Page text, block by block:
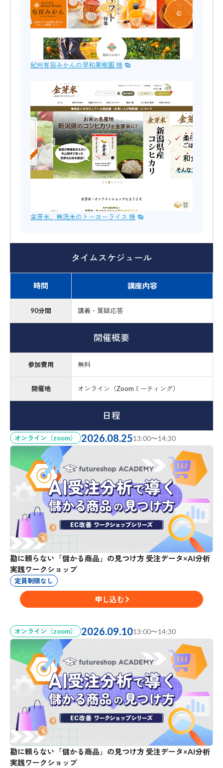
紀州有田みかんの早和果樹園 様
金芽米、無洗米のトーヨーライス 様
タイムスケジュール
時間 講座内容
90分間 講義・質疑応答
開催概要
参加費用 無料
開催地 オンライン（Zoomミーティング）
日程
オンライン（zoom） 2026.08.2513:00〜14:30
勘に頼らない「儲かる商品」の見つけ方 受注データ×AI分析
実践ワークショップ
定員制限なし
申し込む
オンライン（zoom） 2026.09.1013:00〜14:30
勘に頼らない「儲かる商品」の見つけ方 受注データ×AI分析
実践ワークショップ